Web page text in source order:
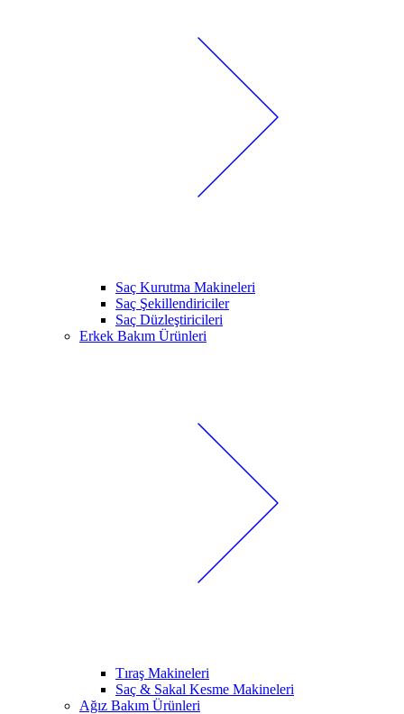
Saç Kurutma Makineleri
Saç Şekillendiriciler
Saç Düzleştiricileri
Erkek Bakım Ürünleri
Tıraş Makineleri
Saç & Sakal Kesme Makineleri
Ağız Bakım Ürünleri